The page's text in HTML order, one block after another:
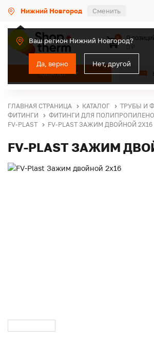
Нижний Новгород Сменить
Ваш регион Нижний Новгород?
Да, верно Нет, другой
КАТАЛОГ
0
0
ГЛАВНАЯ СТРАНИЦА КАТАЛОГ
ТРУБЫ И
ФИТИНГИ
ФИТИНГИ ДЛЯ
FV-PLAST
FV-PLAST ЗАЖИМ ДВОЙНОЙ 2Х16
FV-PLAST ЗАЖИМ